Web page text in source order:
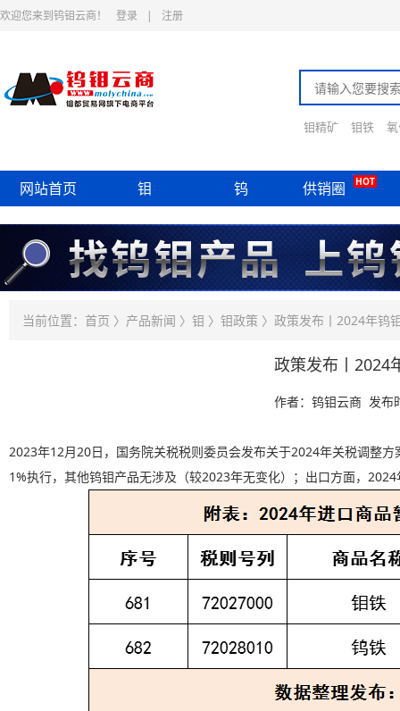
欢迎您来到钨钼云商！ 登录 | 注册
钼精矿 钼铁
网站首页 钼 钨 供销圈 HOT
当前位置： 首页 〉 产品新闻 〉 钼 〉 钼政策 〉政策发布丨2024年钨
政策发布丨2024
作者：钨钼云商 发布
2023年12月20日，国务院关税税则委员会发布关于2024年关税调整
1%执行，其他钨钼产品无涉及 （较2023年无变化） ；出口方面，